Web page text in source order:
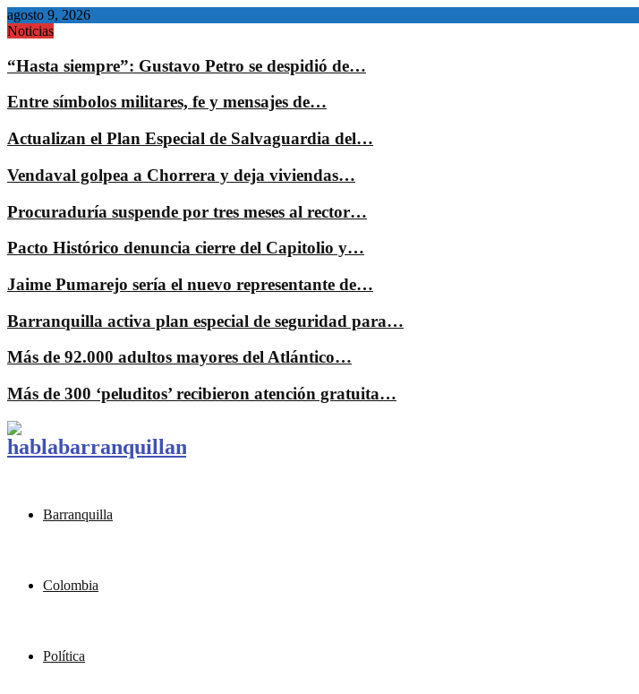
agosto 9, 2026
Noticias
“Hasta siempre”: Gustavo Petro se despidió de…
Entre símbolos militares, fe y mensajes de…
Actualizan el Plan Especial de Salvaguardia del…
Vendaval golpea a Chorrera y deja viviendas…
Procuraduría suspende por tres meses al rector…
Pacto Histórico denuncia cierre del Capitolio y…
Jaime Pumarejo sería el nuevo representante de…
Barranquilla activa plan especial de seguridad para…
Más de 92.000 adultos mayores del Atlántico…
Más de 300 ‘peluditos’ recibieron atención gratuita…
Barranquilla
Colombia
Política